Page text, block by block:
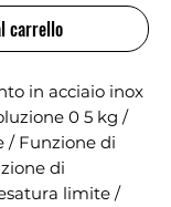
carrello
in acciaio inox
0 5 kg /
/ Funzione di
di
limite /